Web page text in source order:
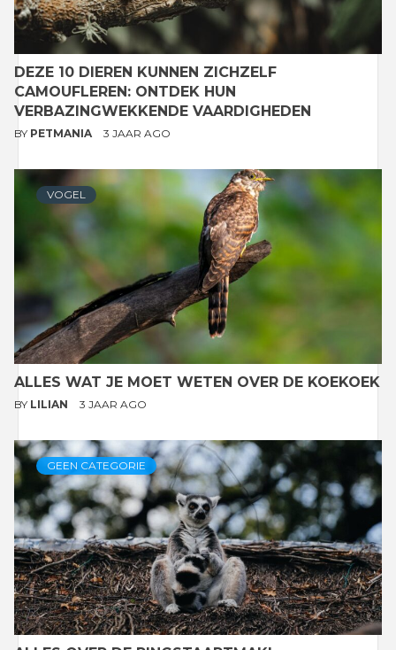
DEZE 10 DIEREN KUNNEN ZICHZELF
CAMOUFLEREN: ONTDEK HUN
VERBAZINGWEKKENDE VAARDIGHEDEN
BY PETMANIA 3 JAAR AGO
VOGEL
ALLES WAT JE MOET WETEN OVER DE KOEKOEK
BY LILIAN 3 JAAR AGO
GEEN CATEGORIE